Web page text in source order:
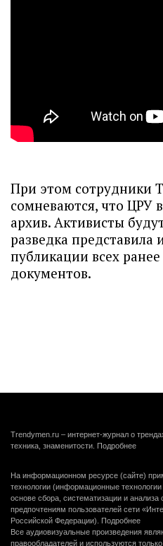
При этом сотрудники
сомневаются, что ЦРУ
архив. Активисты
разведка представила
публикации всех
документов.
Trendymen.ru – интернет-журнал о
техника, знаменитости. Подробнее
На информационном ресурсе (сайте)
технологии (информационные
основе сбора, систематизации и
предпочтениям пользователей сети
Российской Федерации). Подробнее
Все аудиовизуальные произведения
правообладателей и используются